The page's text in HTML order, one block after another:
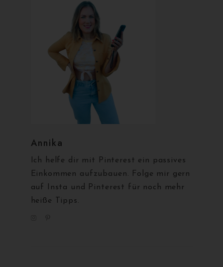
Annika
Ich helfe dir mit Pinterest ein passives
Einkommen aufzubauen. Folge mir gern
auf Insta und Pinterest für noch mehr
heiße Tipps.